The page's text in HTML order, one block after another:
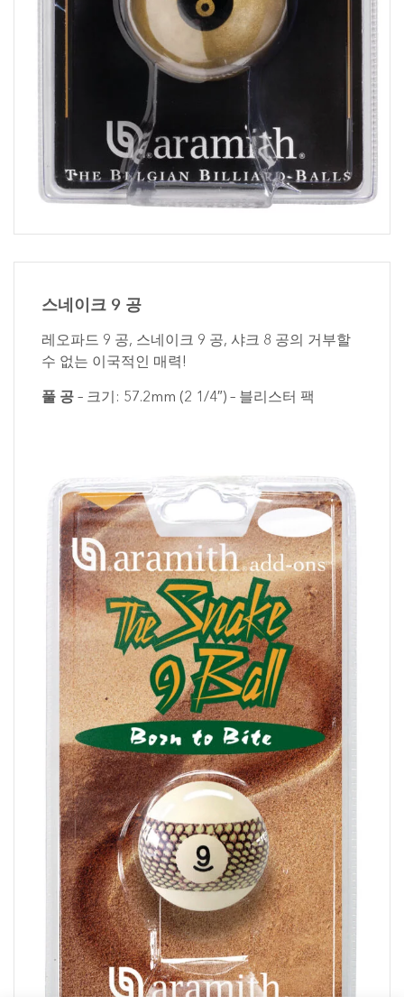
스네이크 9 공
레오파드 9 공, 스네이크 9 공, 샤크 8 공의 거부할
수 없는 이국적인 매력!
풀 공 – 크기: 57.2mm (2 1/4″) – 블리스터 팩